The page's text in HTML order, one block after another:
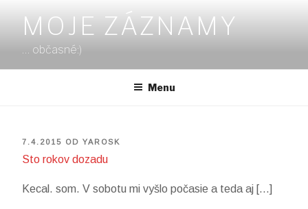
MOJE ZÁZNAMY
… občasné:)
Menu
PUBLIKOVANÉ
7.4.2015 OD YAROSK
Sto rokov dozadu
Kecal. som. V sobotu mi vyšlo počasie a teda aj […]